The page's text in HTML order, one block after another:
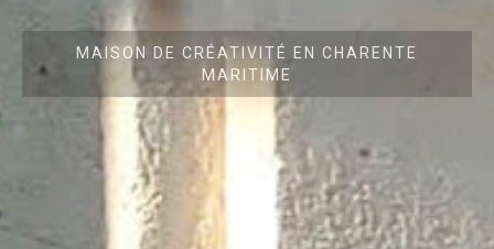
MAISON DE CRÉATIVITÉ EN CHARENTE
MARITIME